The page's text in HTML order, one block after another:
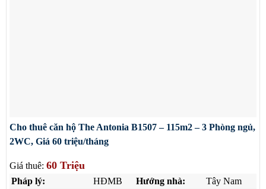
Cho thuê căn hộ The Antonia B1507 – 115m2 – 3 Phòng ngủ,
2WC, Giá 60 triệu/tháng
Giá thuê: 60 Triệu
Pháp lý: HĐMB Hướng nhà:
Tây Nam